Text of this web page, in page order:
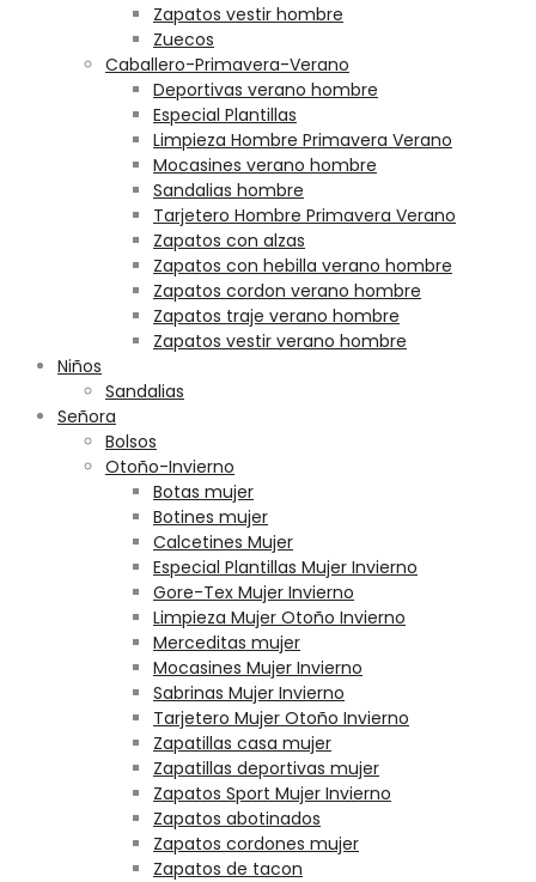
Zapatos vestir hombre
Zuecos
Caballero-Primavera-Verano
Deportivas verano hombre
Especial Plantillas
Limpieza Hombre Primavera Verano
Mocasines verano hombre
Sandalias hombre
Tarjetero Hombre Primavera Verano
Zapatos con alzas
Zapatos con hebilla verano hombre
Zapatos cordon verano hombre
Zapatos traje verano hombre
Zapatos vestir verano hombre
Niños
Sandalias
Señora
Bolsos
Otoño-Invierno
Botas mujer
Botines mujer
Calcetines Mujer
Especial Plantillas Mujer Invierno
Gore-Tex Mujer Invierno
Limpieza Mujer Otoño Invierno
Merceditas mujer
Mocasines Mujer Invierno
Sabrinas Mujer Invierno
Tarjetero Mujer Otoño Invierno
Zapatillas casa mujer
Zapatillas deportivas mujer
Zapatos Sport Mujer Invierno
Zapatos abotinados
Zapatos cordones mujer
Zapatos de tacon